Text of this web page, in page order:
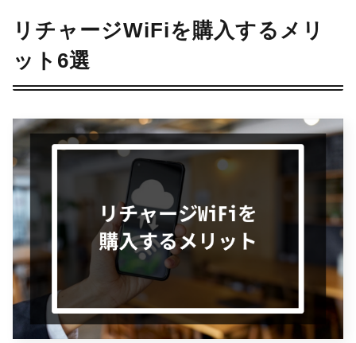
リチャージWiFiを購入するメリ
ット6選